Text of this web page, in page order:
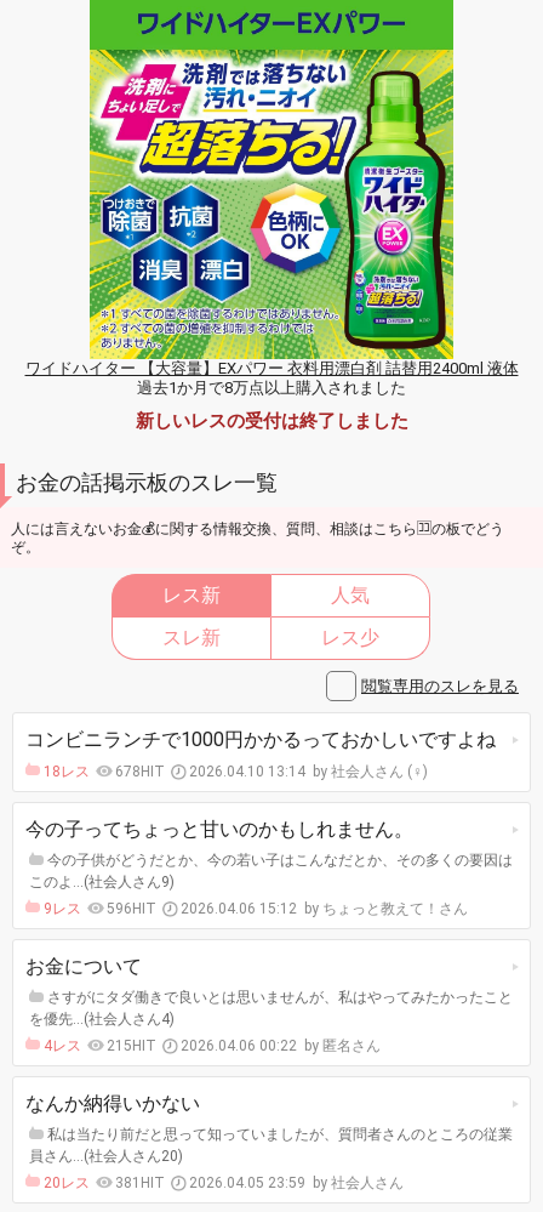
ワイドハイター 【大容量】EXパワー 衣料用漂白剤 詰替用2400ml 液体
過去1か月で8万点以上購入されました
新しいレスの受付は終了しました
お金の話掲示板のスレ一覧
人には言えないお金💰に関する情報交換、質問、相談はこちら🈁の板でどう
ぞ。
レス新
人気
スレ新
レス少
閲覧専用のスレを見る
コンビニランチで1000円かかるっておかしいですよね
18レス 678HIT 2026.04.10 13:14 社会人さん (♀)
今の子ってちょっと甘いのかもしれません。
今の子供がどうだとか、今の若い子はこんなだとか、その多くの要因は
このよ…(社会人さん9)
9レス
596HIT 2026.04.06 15:12 ちょっと教えて！さん
お金について
さすがにタダ働きで良いとは思いませんが、私はやってみたかったこと
を優先…(社会人さん4)
4レス
215HIT 2026.04.06 00:22 匿名さん
なんか納得いかない
私は当たり前だと思って知っていましたが、質問者さんのところの従業
員さん…(社会人さん20)
20レス
381HIT 2026.04.05 23:59 社会人さん